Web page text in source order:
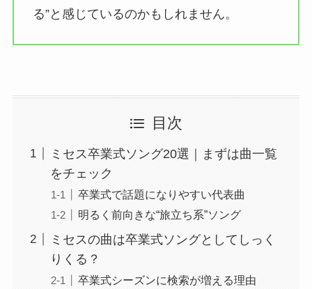
る”と感じているのかもしれません。
目次
ミセス卒業式ソング20選｜まずは曲一覧
をチェック
卒業式で話題になりやすい代表曲
明るく前向きな“旅立ち系”ソング
ミセスの曲は卒業式ソングとしてしっく
りくる？
卒業式シーズンに検索が増える理由